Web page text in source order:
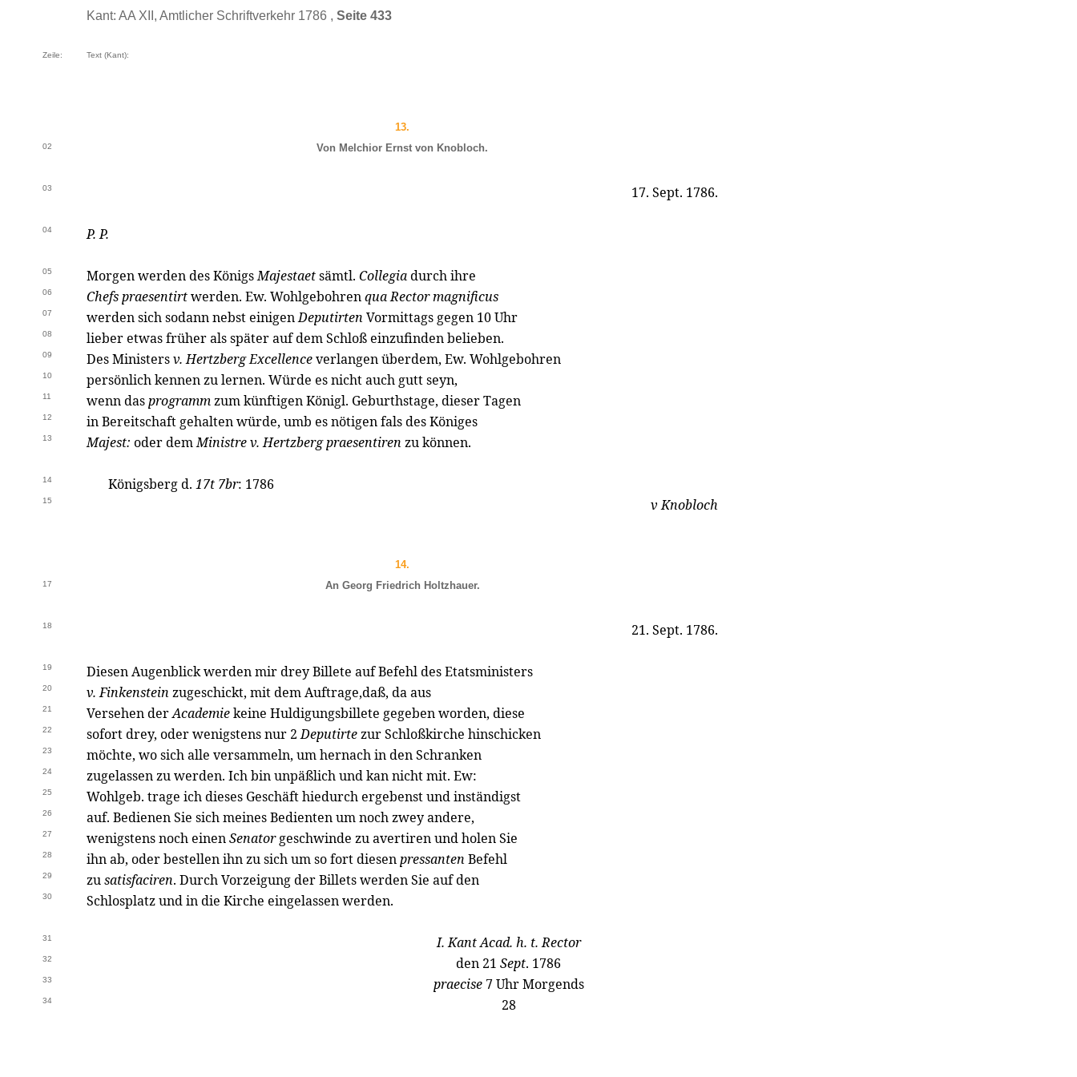
Kant: AA XII, Amtlicher Schriftverkehr 1786 , Seite 433
Zeile: Text (Kant):
13.
02 Von Melchior Ernst von Knobloch.
03 17. Sept. 1786.
04 P. P.
05 Morgen werden des KönigsMajestaetsämtl. Collegiadurch ihre
06 Chefs praesentirtwerden. Ew. Wohlgebohrenqua Rector magnificus
07 werden sich sodann nebst einigenDeputirten Vormittags gegen 10 Uhr
08 lieber etwas früher als später auf dem Schloß einzufinden belieben.
09 Des Ministersv. Hertzberg Excellenceverlangen überdem, Ew. Wohlgebohren
10 persönlich kennen zu lernen. Würde es nicht auch gutt seyn,
11 wenn dasprogrammzum künftigen Königl. Geburthstage, dieser Tagen
12 in Bereitschaft gehalten würde, umb es nötigen fals des Königes
13 Majest: oder demMinistre v. Hertzberg praesentiren zu können.
14 Königsberg d. 17t 7br: 1786
15 v Knobloch
14.
17 An Georg Friedrich Holtzhauer.
18 21. Sept. 1786.
19 Diesen Augenblick werden mir drey Billete auf Befehl des Etatsministers
20 v. Finkenstein zugeschickt, mit dem Auftrage,daß, da aus
21 Versehen derAcademiekeine Huldigungsbillete gegeben worden, diese
22 sofort drey, oder wenigstens nur 2Deputirtezur Schloßkirche hinschicken
23 möchte, wo sich alle versammeln, um hernach in den Schranken
24 zugelassen zu werden. Ich bin unpäßlich und kan nicht mit. Ew:
25 Wohlgeb. trage ich dieses Geschäft hiedurch ergebenst und inständigst
26 auf. Bedienen Sie sich meines Bedienten um noch zwey andere,
27 wenigstens noch einenSenatorgeschwinde zu avertiren und holen Sie
28 ihn ab, oder bestellen ihn zu sich um so fort diesenpressanten Befehl
29 zusatisfaciren. Durch Vorzeigung der Billets werden Sie auf den
30 Schlosplatz und in die Kirche eingelassen werden.
31 I. Kant Acad. h. t. Rector
32 den 21 Sept. 1786
33 praecise7 Uhr Morgends
34 28